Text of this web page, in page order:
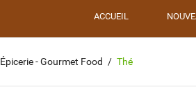
ACCUEIL
Épicerie - Gourmet Food Thé